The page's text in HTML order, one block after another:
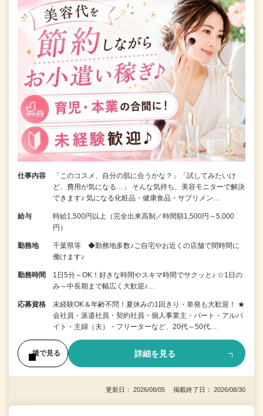
仕事内容
「このコスメ、自分の肌に合うかな？」「試してみたいけ
ど、費用が気になる…」 そんな気持ち、美容モニターで解決
できます♪ 気になる化粧品・健康食品・サプリメン…
給与
時給1,500円以上（完全出来高制／時間額1,500円～5,000
円）
勤務地
千葉県等 ◆勤務地多数♪ご自宅やお近くの店舗で間時間に
働けます♪
勤務時間
1日5分～OK！好きな時間やスキマ時間でサクッと♪ ☆1日の
み～中長期まで幅広く大歓迎♪…
応募資格
未経験OK＆年齢不問！夏休みの1回きり・単発も大歓迎！ ★
会社員・派遣社員・契約社員・個人事業主・パート・アルバ
イト・主婦（夫）・フリーターなど、20代～50代…
後で見る 詳細を見る
更新日： 2026/08/05 掲載終了日： 2026/08/30